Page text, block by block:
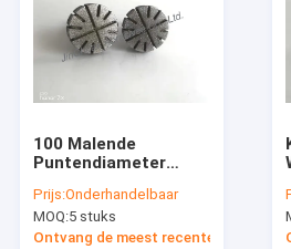
100 Malende
Puntendiameter
van de Gruisdiamant
voor het Scherpen
van Delen
Prijs:Onderhandelbaar
MOQ:5 stuks
Ontvang de meest recente Prijs